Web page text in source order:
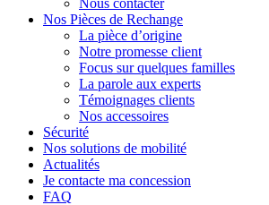
Nos Pièces de Rechange
La pièce d’origine
Notre promesse client
Focus sur quelques familles
La parole aux experts
Témoignages clients
Nos accessoires
Sécurité
Nos solutions de mobilité
Actualités
Je contacte ma concession
FAQ